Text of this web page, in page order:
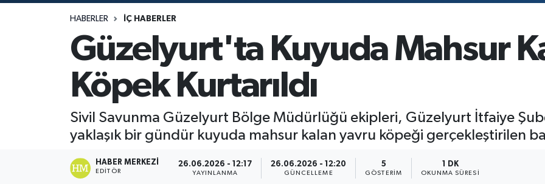
HABERLER İÇ HABERLER
Güzelyurt'ta Kuyuda Mahsur
Köpek Kurtarıldı
Sivil Savunma Güzelyurt Bölge Müdürlüğü ekipleri, Güzelyurt İtfaiye
yaklaşık bir gündür kuyuda mahsur kalan yavru köpeği gerçekleştirilen
HABER MERKEZI
EDITÖR
26.06.2026 - 12:17
YAYINLANMA
26.06.2026 - 12:20
GÜNCELLEME
5
GÖSTERIM
1 DK
OKUNMA SÜRESI
ÇATALKÖY
EKONOMİ
ENGLISH
Süper Lig Puan Durumu ve Fikstür
Tüm Manşetler
Son Dakika Haberleri
Haber Arşivi